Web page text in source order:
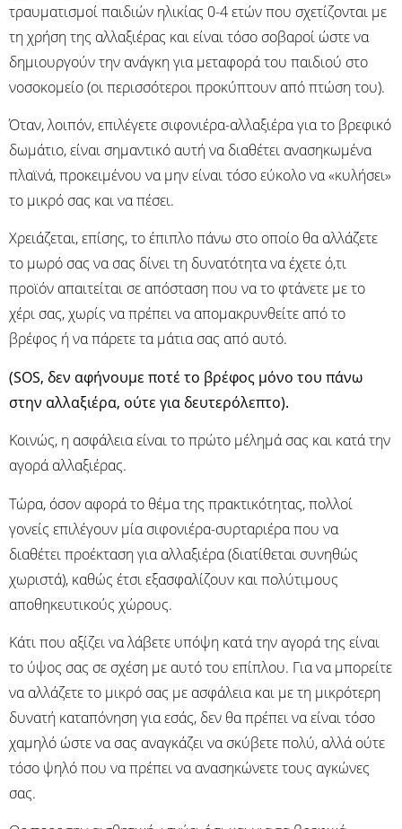
τραυματισμοί παιδιών ηλικίας 0-4 ετών που σχετίζονται με
τη χρήση της αλλαξιέρας και είναι τόσο σοβαροί ώστε να
δημιουργούν την ανάγκη για μεταφορά του παιδιού στο
νοσοκομείο (οι περισσότεροι προκύπτουν από πτώση του).
Όταν, λοιπόν, επιλέγετε σιφονιέρα-αλλαξιέρα για το βρεφικό
δωμάτιο, είναι σημαντικό αυτή να διαθέτει ανασηκωμένα
πλαϊνά, προκειμένου να μην είναι τόσο εύκολο να «κυλήσει»
το μικρό σας και να πέσει.
Χρειάζεται, επίσης, το έπιπλο πάνω στο οποίο θα αλλάζετε
το μωρό σας να σας δίνει τη δυνατότητα να έχετε ό,τι
προϊόν απαιτείται σε απόσταση που να το φτάνετε με το
χέρι σας, χωρίς να πρέπει να απομακρυνθείτε από το
βρέφος ή να πάρετε τα μάτια σας από αυτό.
(SOS, δεν αφήνουμε ποτέ το βρέφος μόνο του πάνω
στην αλλαξιέρα, ούτε για δευτερόλεπτο).
Κοινώς, η ασφάλεια είναι το πρώτο μέλημά σας και κατά την
αγορά αλλαξιέρας.
Τώρα, όσον αφορά το θέμα της πρακτικότητας, πολλοί
γονείς επιλέγουν μία σιφονιέρα-συρταριέρα που να
διαθέτει προέκταση για αλλαξιέρα (διατίθεται συνηθώς
χωριστά), καθώς έτσι εξασφαλίζουν και πολύτιμους
αποθηκευτικούς χώρους.
Κάτι που αξίζει να λάβετε υπόψη κατά την αγορά της είναι
το ύψος σας σε σχέση με αυτό του επίπλου. Για να μπορείτε
να αλλάζετε το μικρό σας με ασφάλεια και με τη μικρότερη
δυνατή καταπόνηση για εσάς, δεν θα πρέπει να είναι τόσο
χαμηλό ώστε να σας αναγκάζει να σκύβετε πολύ, αλλά ούτε
τόσο ψηλό που να πρέπει να ανασηκώνετε τους αγκώνες
σας.